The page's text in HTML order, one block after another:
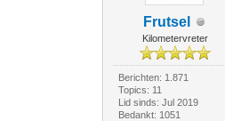
Frutsel
Kilometervreter
Berichten: 1.871
Topics: 11
Lid sinds: Jul 2019
Bedankt: 1051